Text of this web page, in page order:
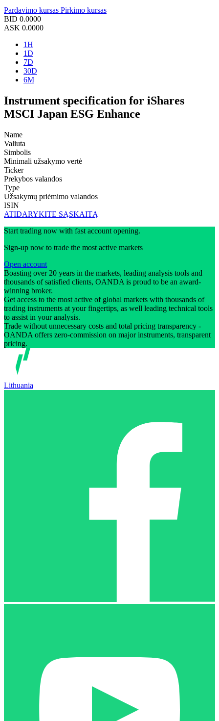
Pardavimo kursas Pirkimo kursas
BID 0.0000
ASK 0.0000
1H
1D
7D
30D
6M
Instrument specification for iShares
MSCI Japan ESG Enhance
Name
Valiuta
Simbolis
Minimali užsakymo vertė
Ticker
Prekybos valandos
Type
Užsakymų priėmimo valandos
ISIN
ATIDARYKITE SĄSKAITĄ
Start trading now with fast account opening.
Sign-up now to trade the most active markets
Open account
Boasting over 20 years in the markets, leading analysis tools and
thousands of satisfied clients, OANDA is proud to be an award-
winning broker.
Get access to the most active of global markets with thousands of
trading instruments at your fingertips, as well leading technical tools
to assist in your analysis.
Trade without unnecessary costs and total pricing transparency -
OANDA offers zero-commission on major instruments, transparent
pricing.
Lithuania